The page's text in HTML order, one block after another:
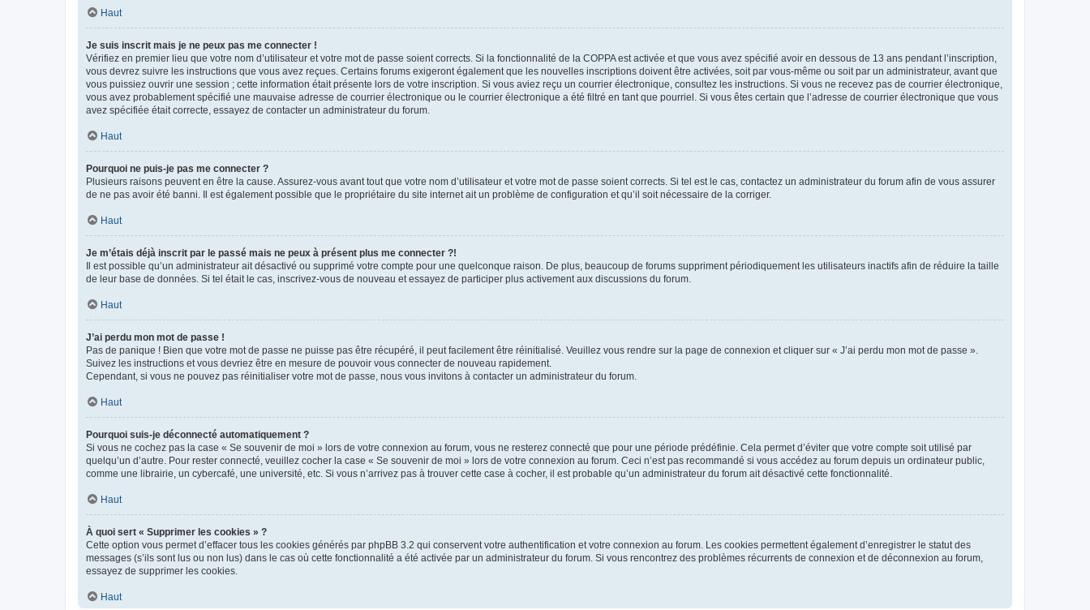
Haut
Je suis inscrit mais je ne peux pas me connecter !
Vérifiez en premier lieu que votre nom d’utilisateur et votre mot de passe soient corrects. Si la fonctionnalité de la COPPA est activée et que vous avez spécifié avoir en dessous de 13 ans pendant l’inscription,
vous devrez suivre les instructions que vous avez reçues. Certains forums exigeront également que les nouvelles inscriptions doivent être activées, soit par vous-même ou soit par un administrateur, avant que
vous puissiez ouvrir une session ; cette information était présente lors de votre inscription. Si vous aviez reçu un courrier électronique, consultez les instructions. Si vous ne recevez pas de courrier électronique,
vous avez probablement spécifié une mauvaise adresse de courrier électronique ou le courrier électronique a été filtré en tant que pourriel. Si vous êtes certain que l’adresse de courrier électronique que vous
avez spécifiée était correcte, essayez de contacter un administrateur du forum.
Haut
Pourquoi ne puis-je pas me connecter ?
Plusieurs raisons peuvent en être la cause. Assurez-vous avant tout que votre nom d’utilisateur et votre mot de passe soient corrects. Si tel est le cas, contactez un administrateur du forum afin de vous assurer
de ne pas avoir été banni. Il est également possible que le propriétaire du site internet ait un problème de configuration et qu’il soit nécessaire de la corriger.
Haut
Je m’étais déjà inscrit par le passé mais ne peux à présent plus me connecter ?!
Il est possible qu’un administrateur ait désactivé ou supprimé votre compte pour une quelconque raison. De plus, beaucoup de forums suppriment périodiquement les utilisateurs inactifs afin de réduire la taille
de leur base de données. Si tel était le cas, inscrivez-vous de nouveau et essayez de participer plus activement aux discussions du forum.
Haut
J’ai perdu mon mot de passe !
Pas de panique ! Bien que votre mot de passe ne puisse pas être récupéré, il peut facilement être réinitialisé. Veuillez vous rendre sur la page de connexion et cliquer sur « J’ai perdu mon mot de passe ».
Suivez les instructions et vous devriez être en mesure de pouvoir vous connecter de nouveau rapidement.
Cependant, si vous ne pouvez pas réinitialiser votre mot de passe, nous vous invitons à contacter un administrateur du forum.
Haut
Pourquoi suis-je déconnecté automatiquement ?
Si vous ne cochez pas la case « Se souvenir de moi » lors de votre connexion au forum, vous ne resterez connecté que pour une période prédéfinie. Cela permet d’éviter que votre compte soit utilisé par
quelqu’un d’autre. Pour rester connecté, veuillez cocher la case « Se souvenir de moi » lors de votre connexion au forum. Ceci n’est pas recommandé si vous accédez au forum depuis un ordinateur public,
comme une librairie, un cybercafé, une université, etc. Si vous n’arrivez pas à trouver cette case à cocher, il est probable qu’un administrateur du forum ait désactivé cette fonctionnalité.
Haut
À quoi sert « Supprimer les cookies » ?
Cette option vous permet d’effacer tous les cookies générés par phpBB 3.2 qui conservent votre authentification et votre connexion au forum. Les cookies permettent également d’enregistrer le statut des
messages (s’ils sont lus ou non lus) dans le cas où cette fonctionnalité a été activée par un administrateur du forum. Si vous rencontrez des problèmes récurrents de connexion et de déconnexion au forum,
essayez de supprimer les cookies.
Haut